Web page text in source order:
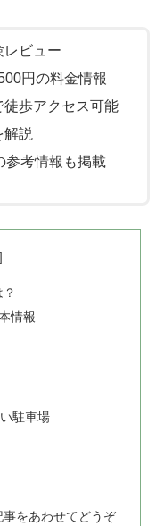
レビュー
円の料金情報
歩アクセス可能
解説
参考情報も掲載
情報
駐車場
をあわせてどうぞ